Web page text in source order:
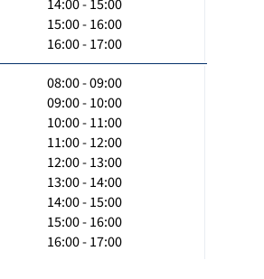
14:00 - 15:00
15:00 - 16:00
16:00 - 17:00
08:00 - 09:00
09:00 - 10:00
10:00 - 11:00
11:00 - 12:00
12:00 - 13:00
13:00 - 14:00
14:00 - 15:00
15:00 - 16:00
16:00 - 17:00